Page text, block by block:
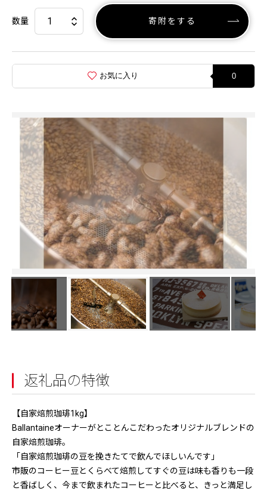
数量 寄附をする
お気に入り 0
返礼品の特徴
【自家焙煎珈琲1kg】
Ballantaineオーナーがとことんこだわったオリジナルブレンドの
自家焙煎珈琲。
「自家焙煎珈琲の豆を挽きたてで飲んでほしいんです」
市販のコーヒー豆とくらべて焙煎してすぐの豆は味も香りも一段
と香ばしく、今まで飲まれたコーヒーと比べると、きっと満足し